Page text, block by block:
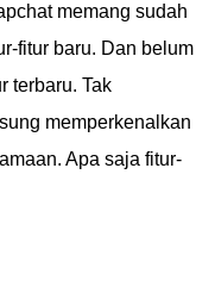
memang sudah
fitur baru. Dan belum
terbaru. Tak
memperkenalkan
Apa saja fitur-